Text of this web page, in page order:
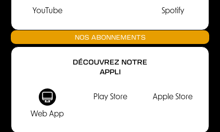
YouTube Spotify
NOS ABONNEMENTS
DÉCOUVREZ NOTRE
APPLI
Web App
Play Store Apple Store